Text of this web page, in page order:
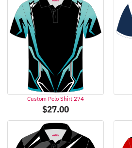
Custom Polo Shirt 274
$27.00